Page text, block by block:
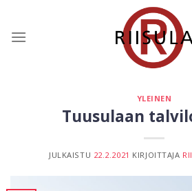
content
YLEINEN
Tuusulaan
JULKAISTU 22.2.2021 KIRJOITTAJA